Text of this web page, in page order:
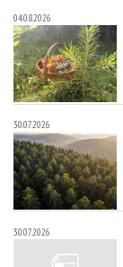
04.08.2026
30.07.2026
30.07.2026